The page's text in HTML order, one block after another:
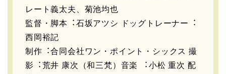
レート義太夫、菊池均也
監督・脚本︓⽯坂アツシ ドッグトレーナー︓
⻄岡裕記
制作︓合同会社ワン・ポイント・シックス 撮
影︓荒井 康次（和三梵）⾳楽 ︓⼩松 重次 配